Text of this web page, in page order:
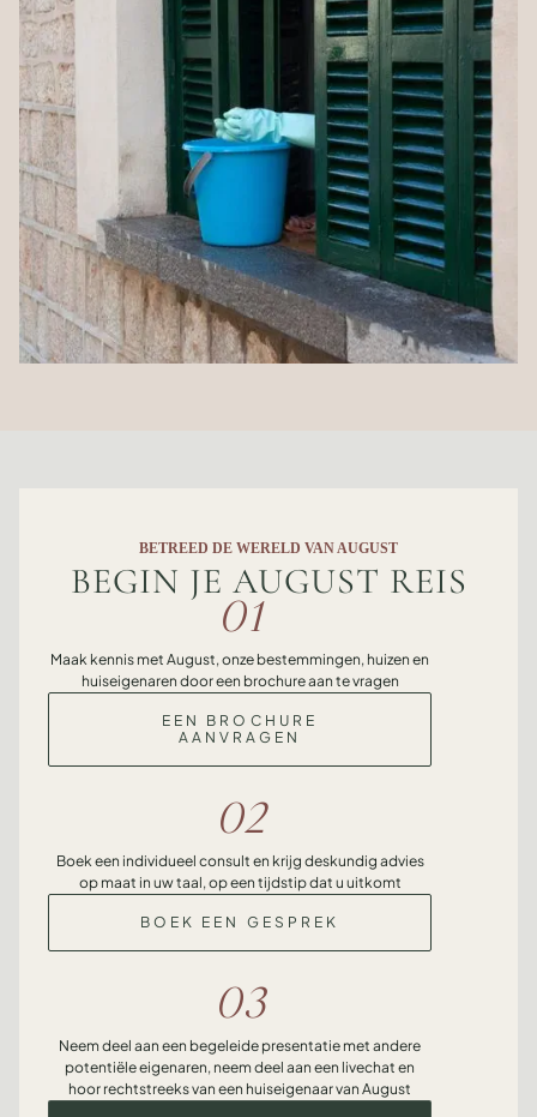
BETREED DE WERELD VAN AUGUST
BEGIN JE AUGUST REIS
01
Maak kennis met August, onze bestemmingen, huizen en
huiseigenaren door een brochure aan te vragen
EEN BROCHURE
AANVRAGEN
02
Boek een individueel consult en krijg deskundig advies
op maat in uw taal, op een tijdstip dat u uitkomt
BOEK EEN GESPREK
03
Neem deel aan een begeleide presentatie met andere
potentiële eigenaren, neem deel aan een livechat en
hoor rechtstreeks van een huiseigenaar van August